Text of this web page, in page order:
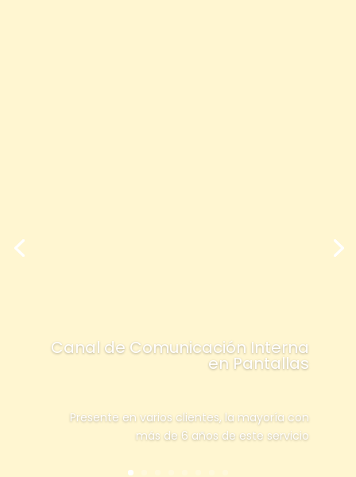
Canal de Comunicación Interna
en Pantallas
Presente en varios clientes, la mayoría con
más de 6 años de este servicio